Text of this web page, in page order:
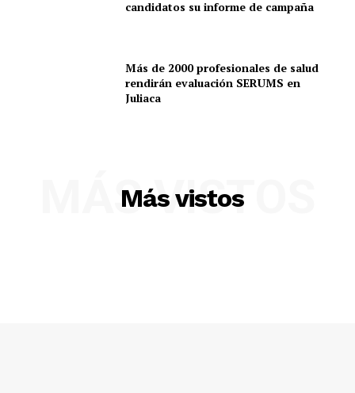
candidatos su informe de campaña
Más de 2000 profesionales de salud
rendirán evaluación SERUMS en
Juliaca
Más vistos
MÁS VISTOS